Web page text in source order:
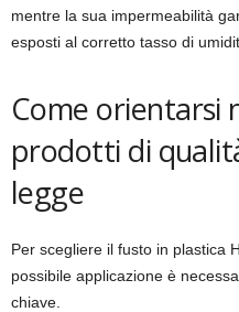
mentre la sua impermeabilità
esposti al corretto tasso di
Come orientarsi
prodotti di
legge
Per scegliere il fusto in plastica
possibile applicazione è
chiave.